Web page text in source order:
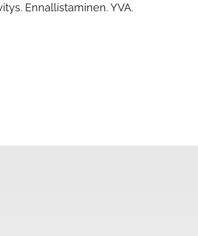
Ennallistaminen. YVA.